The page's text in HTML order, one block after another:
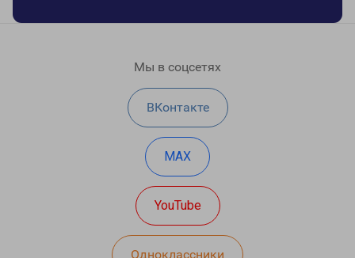
Мы в соцсетях
ВКонтакте
MAX
YouTube
Одноклассники